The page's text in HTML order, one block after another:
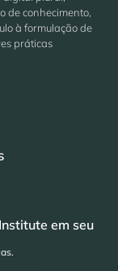
de conhecimento,
à formulação de
práticas
Institute em seu